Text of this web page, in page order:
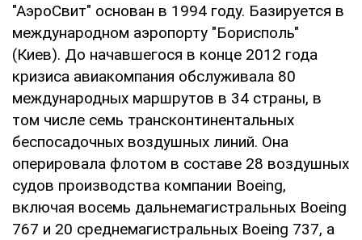
"АэроСвит" основан в 1994 году. Базируется в
международном аэропорту "Борисполь"
(Киев). До начавшегося в конце 2012 года
кризиса авиакомпания обслуживала 80
международных маршрутов в 34 страны, в
том числе семь трансконтинентальных
беспосадочных воздушных линий. Она
оперировала флотом в составе 28 воздушных
судов производства компании Boeing,
включая восемь дальнемагистральных Boeing
767 и 20 среднемагистральных Boeing 737, а